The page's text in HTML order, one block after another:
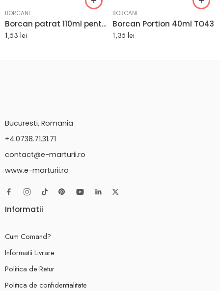
BORCANE
Borcan patrat 110ml pentru marturii TO48
1,53 lei
BORCANE
Borcan Portion 40ml TO43
1,35 lei
Bucuresti, Romania
+4.0738.71.31.71
contact@e-marturii.ro
www.e-marturii.ro
Informatii
Cum Comand?
Informatii Livrare
Politica de Retur
Politica de confidentialitate